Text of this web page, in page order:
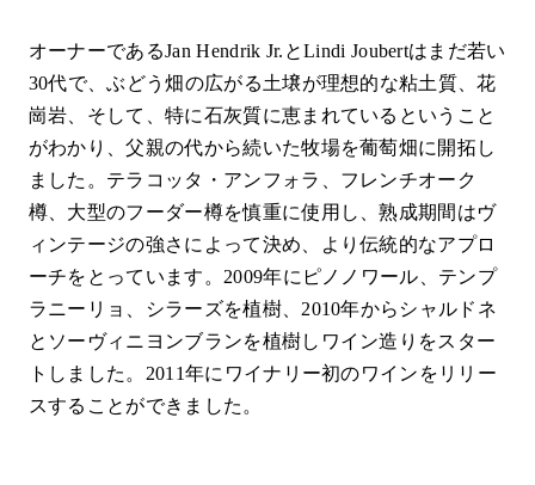
オーナーであるJan Hendrik Jr.とLindi Joubertはまだ若い
30代で、ぶどう畑の広がる土壌が理想的な粘土質、花
崗岩、そして、特に石灰質に恵まれているということ
がわかり、父親の代から続いた牧場を葡萄畑に開拓し
ました。テラコッタ・アンフォラ、フレンチオーク
樽、大型のフーダー樽を慎重に使用し、熟成期間はヴ
ィンテージの強さによって決め、より伝統的なアプロ
ーチをとっています。2009年にピノノワール、テンプ
ラニーリョ、シラーズを植樹、2010年からシャルドネ
とソーヴィニヨンブランを植樹しワイン造りをスター
トしました。2011年にワイナリー初のワインをリリー
スすることができました。